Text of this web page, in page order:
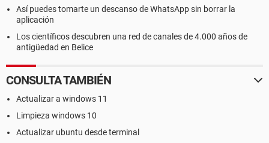
Así puedes tomarte un descanso de WhatsApp sin borrar la
aplicación
Los científicos descubren una red de canales de 4.000 años de
antigüedad en Belice
CONSULTA TAMBIÉN
Actualizar a windows 11
Limpieza windows 10
Actualizar ubuntu desde terminal